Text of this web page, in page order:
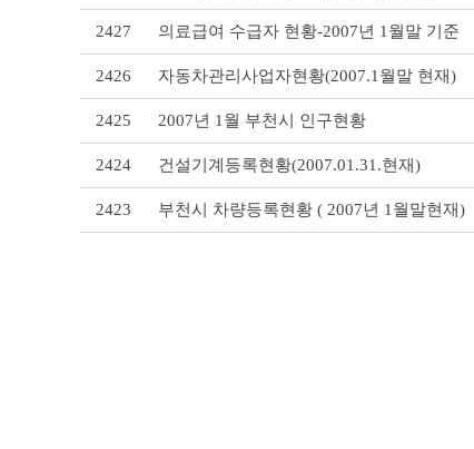
이
2427 의료급여 수급자 현황-2007년 1월말 기준
2426 자동차관리사업자현황(2007.1월말 현재)
2425 2007년 1월 부천시 인구현황
2424 건설기계등록현황(2007.01.31.현재)
2423 부천시 차량등록현황 ( 2007년 1월말현재)